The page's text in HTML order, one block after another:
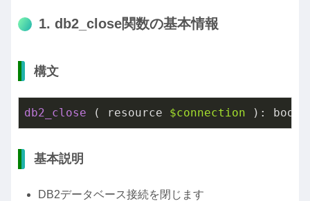
1. db2_close関数の基本情報
構文
db2_close ( resource $connection ): bool
基本説明
DB2データベース接続を閉じます